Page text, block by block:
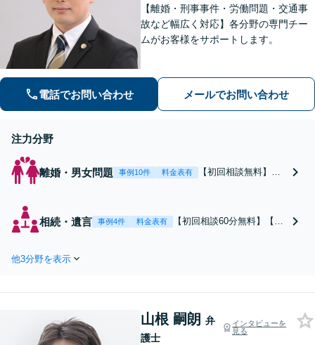
【離婚・刑事事件・労働問題・交通事
故など幅広く対応】各分野の専門チー
ムがお客様をサポートします。
電話でお問い合わせ メールでお問い合わせ
注力分野
離婚・男女問題 事例10件 料金表有
【初回相談無料】あ
は電話・メールで状
況を丁寧にお聞きし
さい。【リーズナブ
ルな料金設定】
相続・遺言 事例4件 料金表有
【初回相談60分無料】【全
続税対策等お任せくださ
【解決実績豊富】【電話相
他3分野を表示
山根 嗣朗 弁
護士
インタビューを
見る